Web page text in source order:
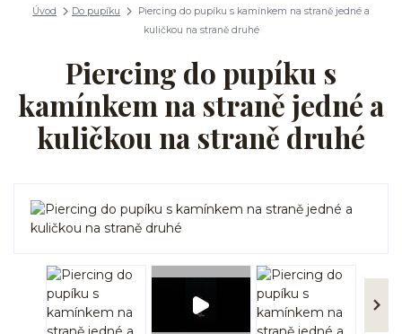
Úvod Do pupíku
Piercing do pupíku s kamínkem na straně jedné a
kuličkou na straně druhé
Piercing do pupíku s
kamínkem na straně jedné a
kuličkou na straně druhé